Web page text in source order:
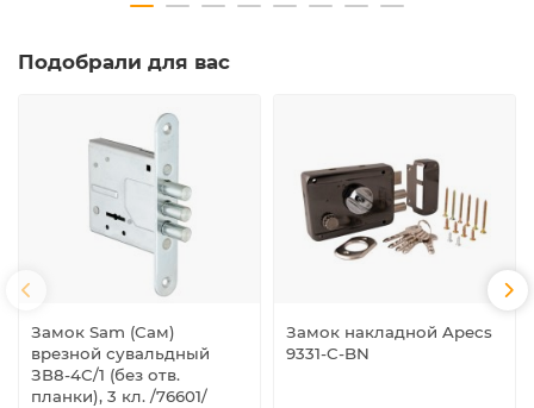
Подобрали для вас
Замок Sam (Сам)
врезной сувальдный
ЗВ8-4С/1 (без отв.
планки), 3 кл. /76601/
Замок накладной Apecs
9331-C-BN